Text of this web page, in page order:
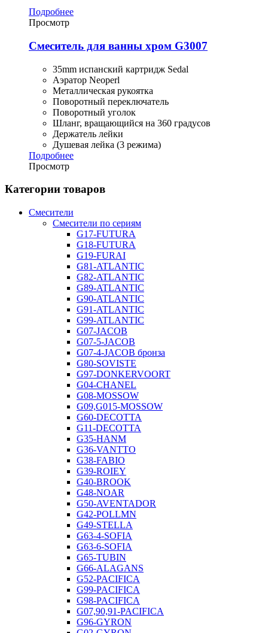
Подробнее
Просмотр
Смеситель для ванны хром G3007
35mm испанский картридж Sedal
Аэратор Neoperl
Металлическая рукоятка
Поворотный переключатель
Поворотный уголок
Шланг, вращающийся на 360 градусов
Держатель лейки
Душевая лейка (3 режима)
Подробнее
Просмотр
Категории товаров
Смесители
Смесители по сериям
G17-FUTURA
G18-FUTURA
G19-FURAI
G81-ATLANTIC
G82-ATLANTIC
G89-ATLANTIC
G90-ATLANTIC
G91-ATLANTIC
G99-ATLANTIC
G07-JACOB
G07-5-JACOB
G07-4-JACOB бронза
G80-SOVISTE
G97-DONKERVOORT
G04-CHANEL
G08-MOSSOW
G09,G015-MOSSOW
G60-DECOTTA
G11-DECOTTA
G35-HANM
G36-VANTTO
G38-FABIO
G39-ROIEY
G40-BROOK
G48-NOAR
G50-AVENTADOR
G42-POLLMN
G49-STELLA
G63-4-SOFIA
G63-6-SOFIA
G65-TUBIN
G66-ALAGANS
G52-PACIFICA
G99-PACIFICA
G98-PACIFICA
G07,90,91-PACIFICA
G96-GYRON